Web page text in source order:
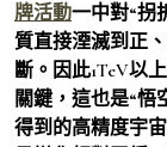
牌活動一中對“拐
質直接湮滅到正
斷。因此1TeV以
關鍵，這也是“悟
得到的高精度宇